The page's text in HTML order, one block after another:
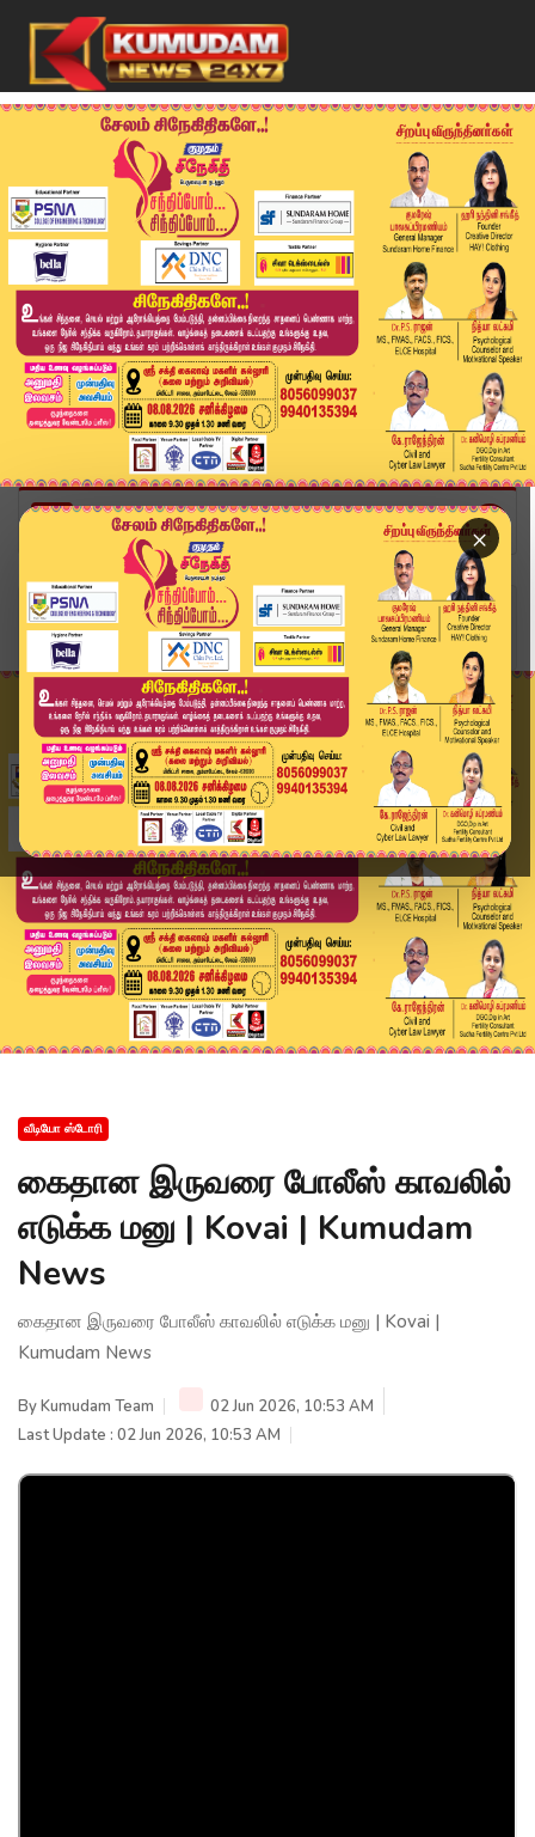
×
Home
வீடியோ ஸ்டோரி
கைதான இருவரை போலீஸ் காவலில் எடுக்க மனு | Kovai ...
வீடியோ ஸ்டோரி
கைதான இருவரை போலீஸ் காவலில்
எடுக்க மனு | Kovai | Kumudam
News
கைதான இருவரை போலீஸ் காவலில் எடுக்க மனு | Kovai |
Kumudam News
ByKumudam Team
02 Jun 2026, 10:53 AM
Last Update : 02 Jun 2026, 10:53 AM